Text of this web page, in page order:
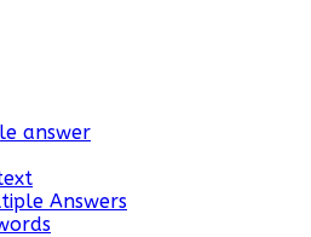
answer
Answers